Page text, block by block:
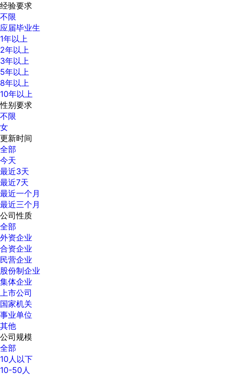
经验要求
不限
应届毕业生
1年以上
2年以上
3年以上
5年以上
8年以上
10年以上
性别要求
不限
女
更新时间
全部
今天
最近3天
最近7天
最近一个月
最近三个月
公司性质
全部
外资企业
合资企业
民营企业
股份制企业
集体企业
上市公司
国家机关
事业单位
其他
公司规模
全部
10人以下
10-50人